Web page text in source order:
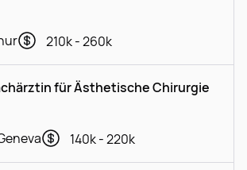
210k - 260k
für Ästhetische Chirurgie
140k - 220k